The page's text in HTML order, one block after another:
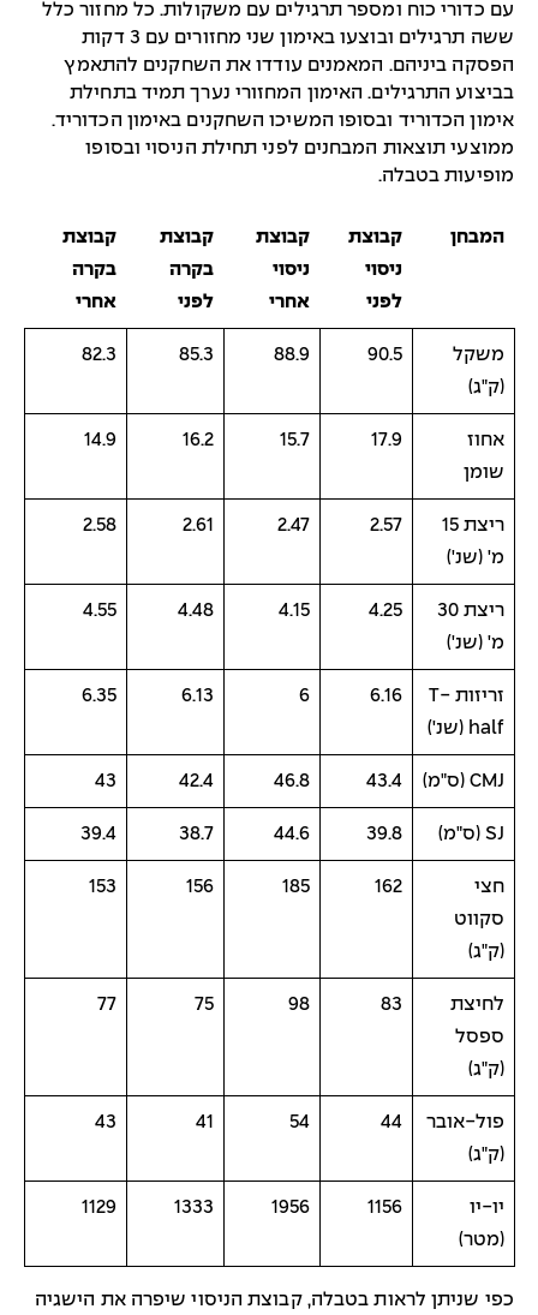
עם כדורי כוח ומספר תרגילים עם משקולות. כל מחזור כלל
ששה תרגילים ובוצעו באימון שני מחזורים עם 3 דקות
הפסקה ביניהם. המאמנים עודדו את השחקנים להתאמץ
בביצוע התרגילים. האימון המחזורי נערך תמיד בתחילת
אימון הכדוריד ובסופו המשיכו השחקנים באימון הכדוריד.
ממוצעי תוצאות המבחנים לפני תחילת הניסוי ובסופו
מופיעות בטבלה.
המבחן
קבוצת
ניסוי
לפני
קבוצת
ניסוי
אחרי
קבוצת
בקרה
לפני
קבוצת
בקרה
אחרי
משקל
(ק"ג)
90.5
88.9
85.3
82.3
אחוז
שומן
17.9
15.7
16.2
14.9
ריצת 15
מ' (שנ')
2.57
2.47
2.61
2.58
ריצת 30
מ' (שנ')
4.25
4.15
4.48
4.55
זריזות T-
half (שנ')
6.16
6
6.13
6.35
CMJ (ס"מ) 43.4
46.8
42.4
43
SJ (ס"מ) 39.8
44.6
38.7
39.4
חצי
סקווט
(ק"ג)
162
185
156
153
לחיצת
ספסל
(ק"ג)
83
98
75
77
פול-אובר
(ק"ג)
44
54
41
43
יו-יו
(מטר)
1156
1956
1333
1129
כפי שניתן לראות בטבלה, קבוצת הניסוי שיפרה את הישגיה